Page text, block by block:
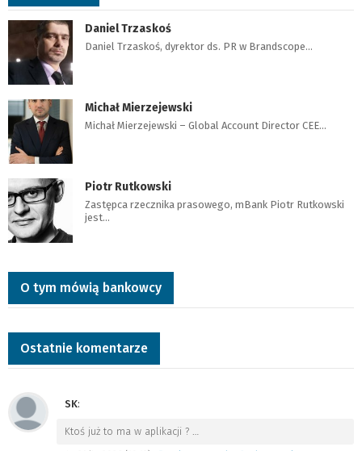
Daniel Trzaskoś
Daniel Trzaskoś, dyrektor ds. PR w Brandscope…
Michał Mierzejewski
Michał Mierzejewski – Global Account Director CEE…
Piotr Rutkowski
Zastępca rzecznika prasowego, mBank Piotr Rutkowski
jest…
O tym mówią bankowcy
Ostatnie komentarze
SK:
Ktoś już to ma w aplikacji ? …